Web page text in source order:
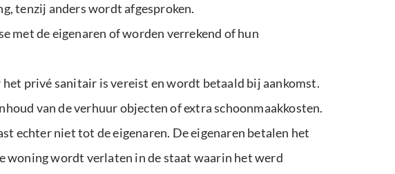
tenzij anders wordt afgesproken.
met de eigenaren of worden verrekend of hun
privé sanitair is vereist en wordt betaald bij aankomst.
van de verhuur objecten of extra schoonmaakkosten.
echter niet tot de eigenaren. De eigenaren betalen het
woning wordt verlaten in de staat waarin het werd